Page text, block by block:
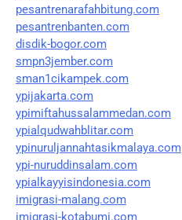
pesantrenarafahbitung.com
pesantrenbanten.com
disdik-bogor.com
smpn3jember.com
sman1cikampek.com
ypijakarta.com
ypimiftahussalammedan.com
ypialqudwahblitar.com
ypinuruljannahtasikmalaya.com
ypi-nuruddinsalam.com
ypialkayyisindonesia.com
imigrasi-malang.com
imigrasi-kotabumi.com